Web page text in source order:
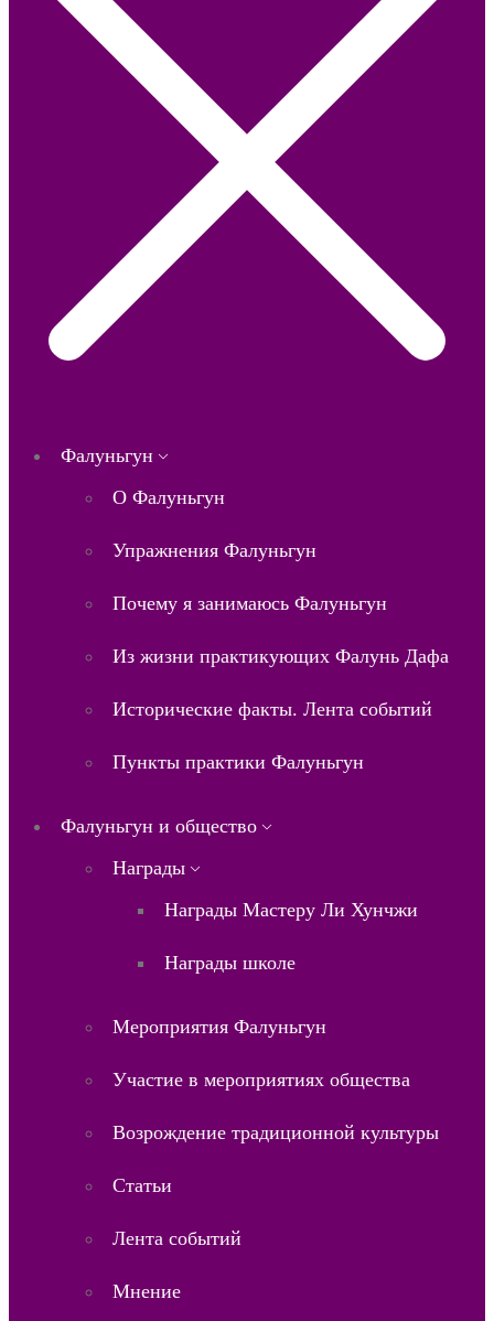
Фалуньгун
О Фалуньгун
Упражнения Фалуньгун
Почему я занимаюсь Фалуньгун
Из жизни практикующих Фалунь Дафа
Исторические факты. Лента событий
Пункты практики Фалуньгун
Фалуньгун и общество
Награды
Награды Мастеру Ли Хунчжи
Награды школе
Мероприятия Фалуньгун
Участие в мероприятиях общества
Возрождение традиционной культуры
Статьи
Лента событий
Мнение